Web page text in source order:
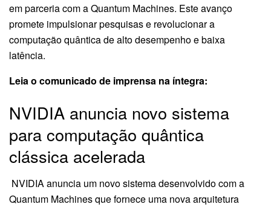
em parceria com a Quantum Machines. Este avanço
promete impulsionar pesquisas e revolucionar a
computação quântica de alto desempenho e baixa
latência.
Leia o comunicado de imprensa na íntegra:
NVIDIA anuncia novo sistema
para computação quântica
clássica acelerada
NVIDIA anuncia um novo sistema desenvolvido com a
Quantum Machines que fornece uma nova arquitetura